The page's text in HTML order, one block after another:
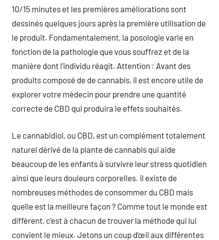
10/15 minutes et les premières améliorations sont
dessinés quelques jours après la première utilisation de
le produit. Fondamentalement, la posologie varie en
fonction de la pathologie que vous souffrez et de la
manière dont l’individu réagit. Attention : Avant des
produits composé de de cannabis, il est encore utile de
explorer votre médecin pour prendre une quantité
correcte de CBD qui produira le effets souhaités.
Le cannabidiol, ou CBD, est un complément totalement
naturel dérivé de la plante de cannabis qui aide
beaucoup de les enfants à survivre leur stress quotidien
ainsi que leurs douleurs corporelles. il existe de
nombreuses méthodes de consommer du CBD mais
quelle est la meilleure façon ? Comme tout le monde est
différent, c’est à chacun de trouver la méthode qui lui
convient le mieux. Jetons un coup d’œil aux différentes